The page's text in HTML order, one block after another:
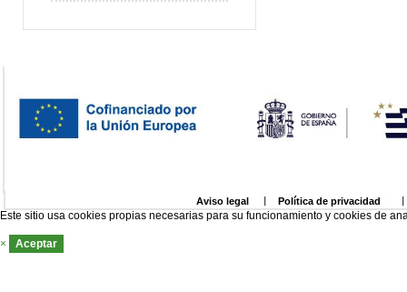
Aviso legal Política de privacidad
Este sitio usa cookies propias necesarias para su funcionamiento y cookies de
× Aceptar